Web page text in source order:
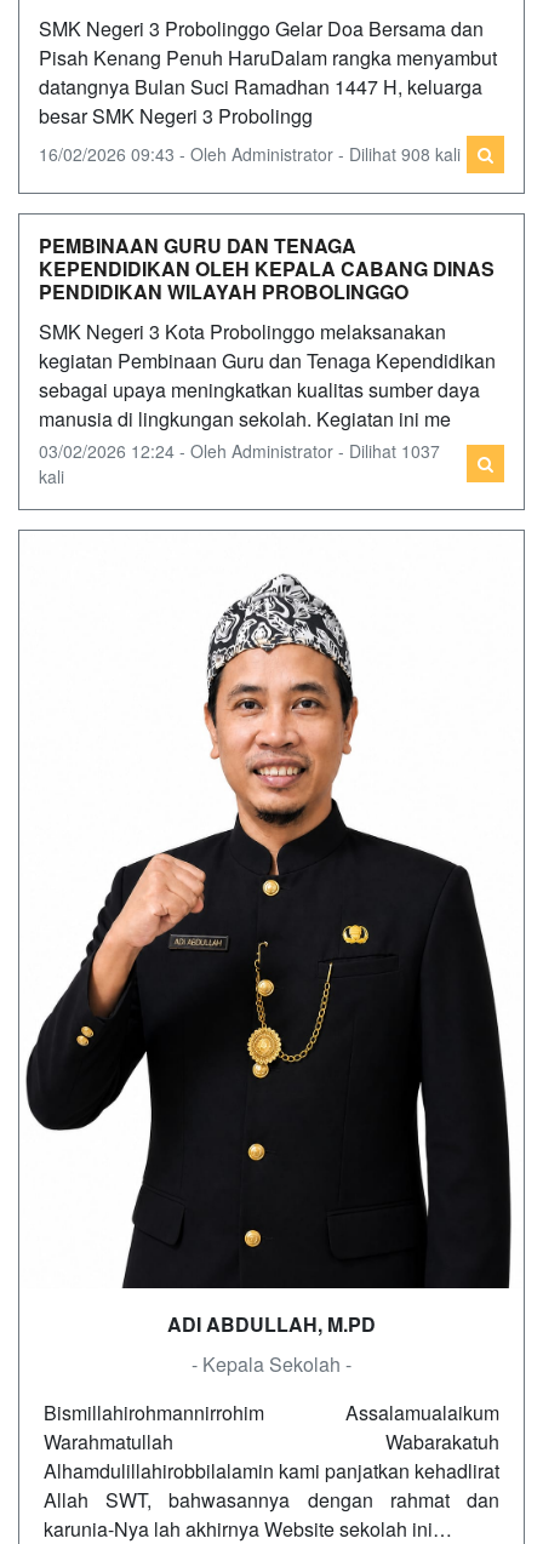
SMK Negeri 3 Probolinggo Gelar Doa Bersama dan
Pisah Kenang Penuh HaruDalam rangka menyambut
datangnya Bulan Suci Ramadhan 1447 H, keluarga
besar SMK Negeri 3 Probolingg
16/02/2026 09:43 - Oleh Administrator - Dilihat 908 kali
PEMBINAAN GURU DAN TENAGA
KEPENDIDIKAN OLEH KEPALA CABANG DINAS
PENDIDIKAN WILAYAH PROBOLINGGO
SMK Negeri 3 Kota Probolinggo melaksanakan
kegiatan Pembinaan Guru dan Tenaga Kependidikan
sebagai upaya meningkatkan kualitas sumber daya
manusia di lingkungan sekolah. Kegiatan ini me
03/02/2026 12:24 - Oleh Administrator - Dilihat 1037
kali
ADI ABDULLAH, M.PD
- Kepala Sekolah -
Bismillahirohmannirrohim Assalamualaikum
Warahmatullah Wabarakatuh
Alhamdulillahirobbilalamin kami panjatkan kehadlirat
Allah SWT, bahwasannya dengan rahmat dan
karunia-Nya lah akhirnya Website sekolah ini…